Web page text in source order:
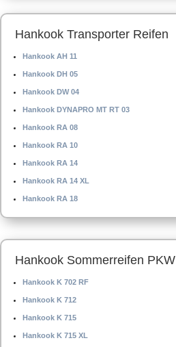
Hankook Transporter Reifen
Hankook AH 11
Hankook DH 05
Hankook DW 04
Hankook DYNAPRO MT RT 03
Hankook RA 08
Hankook RA 10
Hankook RA 14
Hankook RA 14 XL
Hankook RA 18
Hankook Sommerreifen PKW
Hankook K 702 RF
Hankook K 712
Hankook K 715
Hankook K 715 XL